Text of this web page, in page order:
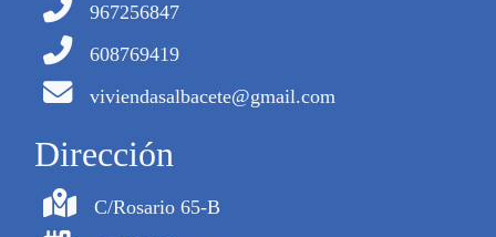
967256847
608769419
viviendasalbacete@gmail.com
Dirección
C/Rosario 65-B